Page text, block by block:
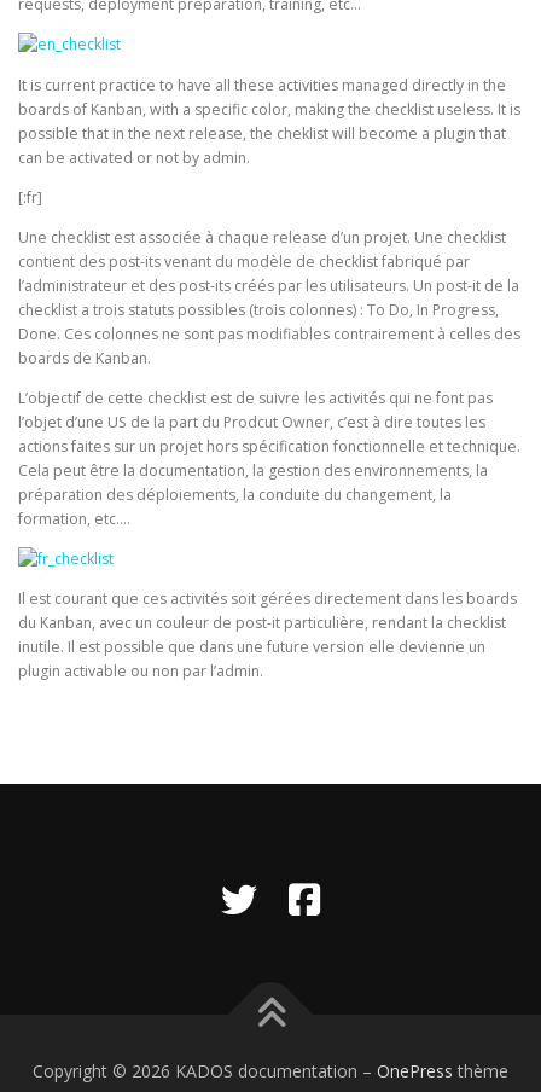
requests, deployment preparation, training, etc…
It is current practice to have all these activities managed directly in the
boards of Kanban, with a specific color, making the checklist useless. It is
possible that in the next release, the cheklist will become a plugin that
can be activated or not by admin.
[:fr]
Une checklist est associée à chaque release d’un projet. Une checklist
contient des post-its venant du modèle de checklist fabriqué par
l’administrateur et des post-its créés par les utilisateurs. Un post-it de la
checklist a trois statuts possibles (trois colonnes) : To Do, In Progress,
Done. Ces colonnes ne sont pas modifiables contrairement à celles des
boards de Kanban.
L’objectif de cette checklist est de suivre les activités qui ne font pas
l’objet d’une US de la part du Prodcut Owner, c’est à dire toutes les
actions faites sur un projet hors spécification fonctionnelle et technique.
Cela peut être la documentation, la gestion des environnements, la
préparation des déploiements, la conduite du changement, la
formation, etc….
Il est courant que ces activités soit gérées directement dans les boards
du Kanban, avec un couleur de post-it particulière, rendant la checklist
inutile. Il est possible que dans une future version elle devienne un
plugin activable ou non par l’admin.
Copyright © 2026 KADOS documentation – OnePress thème